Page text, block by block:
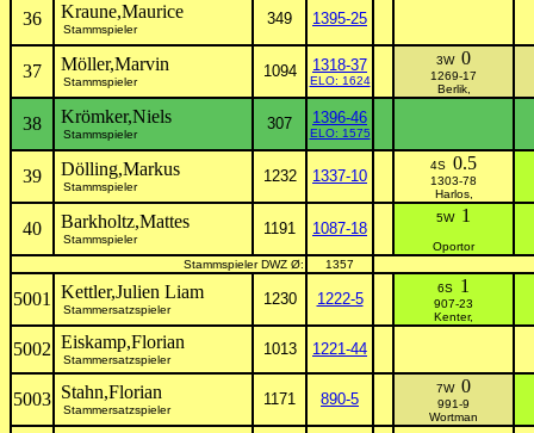
36 Kraune,Maurice
Stammspieler
349 1395-25
37 Möller,Marvin
Stammspieler
1094 1318-37
ELO: 1624
3W 0
1269-17
Berlik,
38 Krömker,Niels
Stammspieler
307 1396-46
ELO: 1575
39 Dölling,Markus
Stammspieler
1232 1337-10
4S 0.5
1303-78
Harlos,
40 Barkholtz,Mattes
Stammspieler
1191 1087-18
5W 1
Oportor
Stammspieler DWZ Ø:
1357
5001 Kettler,Julien Liam
Stammersatzspieler
1230 1222-5
6S 1
907-23
Kenter,
5002 Eiskamp,Florian
Stammersatzspieler
1013 1221-44
5003 Stahn,Florian
Stammersatzspieler
1171 890-5
7W 0
991-9
Wortman